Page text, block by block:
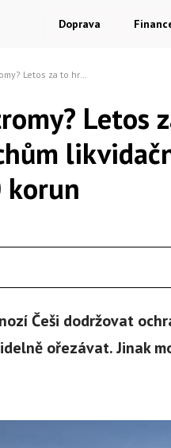
Doprava
Čechům likvidační pokuta 15 000 000 korun
Letos
korun
Češi dodržovat
ořezávat. Jinak